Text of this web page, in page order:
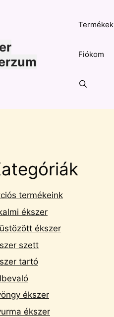
Termékek
Fiókom
termékeink
ékszer
ékszer
szett
tartó
ékszer
ékszer